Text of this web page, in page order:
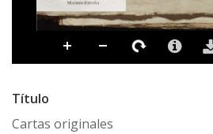
Título
Cartas originales